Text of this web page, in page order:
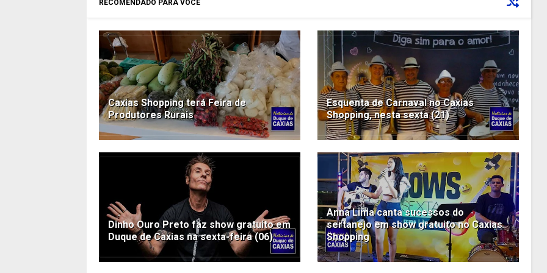
RECOMENDADO PARA VOCÊ
Caxias Shopping terá Feira de
Produtores Rurais
Esquenta de Carnaval no Caxias
Shopping, nesta sexta (21)
Dinho Ouro Preto faz show gratuito em
Duque de Caxias na sexta-feira (06)
Anna Lima canta sucessos do
sertanejo em show gratuito no Caxias
Shopping